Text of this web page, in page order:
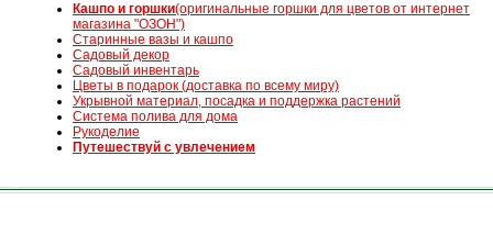
Кашпо и горшки(оригинальные горшки для цветов от интернет
магазина "ОЗОН")
Старинные вазы и кашпо
Садовый декор
Садовый инвентарь
Цветы в подарок (доставка по всему миру)
Укрывной материал, посадка и поддержка растений
Система полива для дома
Рукоделие
Путешествуй с увлечением